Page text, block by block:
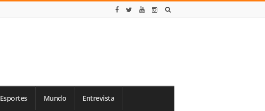
Esportes Mundo Entrevista